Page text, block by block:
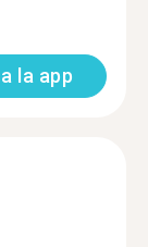
la app